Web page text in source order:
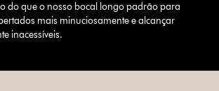
do que o nosso bocal longo padrão para
mais minuciosamente e alcançar
inacessíveis.